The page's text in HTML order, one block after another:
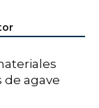
de agave